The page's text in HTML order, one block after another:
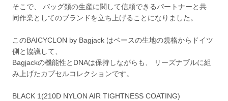
そこで、 バッグ類の生産に関して信頼できるパートナーと共
同作業としてのブランドを立ち上げることになりました。
このBAICYCLON by Bagjack はベースの生地の規格からドイツ
側と協議して、
Bagjackの機能性とDNAは保持しながらも、 リーズナブルに組
み上げたカプセルコレクションです。
BLACK 1(210D NYLON AIR TIGHTNESS COATING)